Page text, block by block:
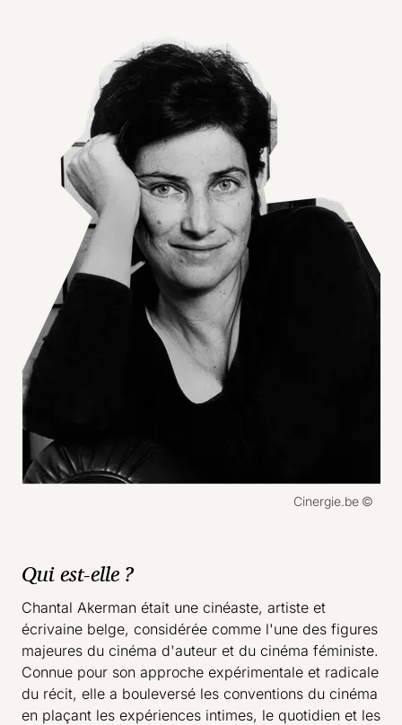
Droits réservés :
Cinergie.be
Qui est-elle ?
Chantal Akerman était une cinéaste, artiste et
écrivaine belge, considérée comme l'une des figures
majeures du cinéma d'auteur et du cinéma féministe.
Connue pour son approche expérimentale et radicale
du récit, elle a bouleversé les conventions du cinéma
en plaçant les expériences intimes, le quotidien et les